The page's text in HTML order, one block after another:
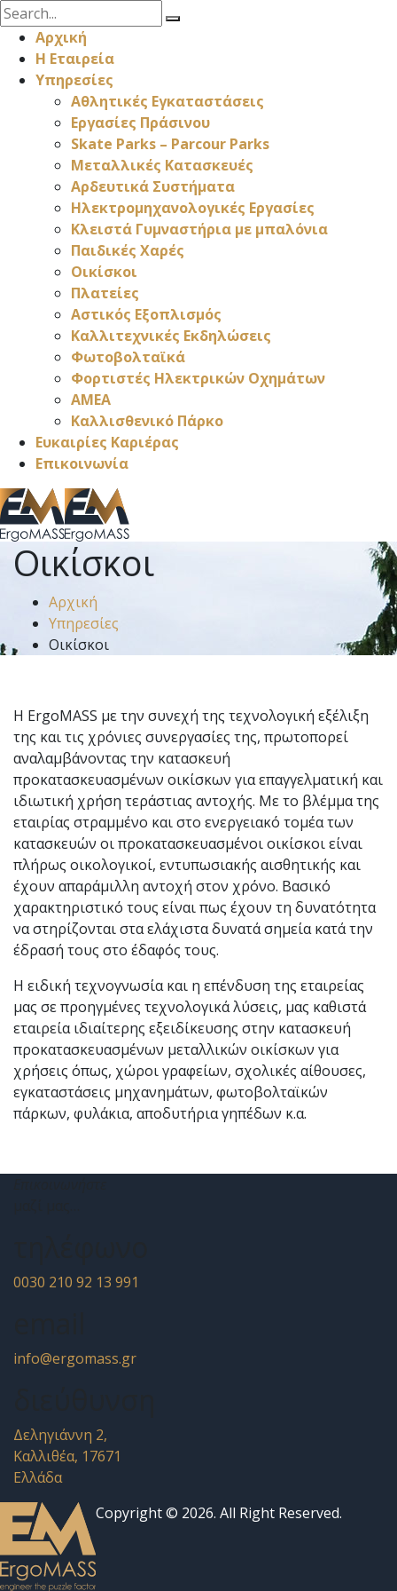
Αρχική
Η Εταιρεία
Υπηρεσίες
Αθλητικές Εγκαταστάσεις
Εργασίες Πράσινου
Skate Parks – Parcour Parks
Μεταλλικές Κατασκευές
Αρδευτικά Συστήματα
Ηλεκτρομηχανολογικές Εργασίες
Κλειστά Γυμναστήρια με μπαλόνια
Παιδικές Χαρές
Οικίσκοι
Πλατείες
Αστικός Εξοπλισμός
Καλλιτεχνικές Εκδηλώσεις
Φωτοβολταϊκά
Φορτιστές Ηλεκτρικών Οχημάτων
ΑΜΕΑ
Καλλισθενικό Πάρκο
Ευκαιρίες Καριέρας
Επικοινωνία
Οικίσκοι
Αρχική
Υπηρεσίες
Οικίσκοι
Η ErgoMASS με την συνεχή της τεχνολογική εξέλιξη
της και τις χρόνιες συνεργασίες της, πρωτοπορεί
αναλαμβάνοντας την κατασκευή
προκατασκευασμένων οικίσκων για επαγγελματική και
ιδιωτική χρήση τεράστιας αντοχής. Με το βλέμμα της
εταιρίας στραμμένο και στο ενεργειακό τομέα των
κατασκευών οι προκατασκευασμένοι οικίσκοι είναι
πλήρως οικολογικοί, εντυπωσιακής αισθητικής και
έχουν απαράμιλλη αντοχή στον χρόνο. Βασικό
χαρακτηριστικό τους είναι πως έχουν τη δυνατότητα
να στηρίζονται στα ελάχιστα δυνατά σημεία κατά την
έδρασή τους στο έδαφός τους.
Η ειδική τεχνογνωσία και η επένδυση της εταιρείας
μας σε προηγμένες τεχνολογικά λύσεις, μας καθιστά
εταιρεία ιδιαίτερης εξειδίκευσης στην κατασκευή
προκατασκευασμένων μεταλλικών οικίσκων για
χρήσεις όπως, χώροι γραφείων, σχολικές αίθουσες,
εγκαταστάσεις μηχανημάτων, φωτοβολταϊκών
πάρκων, φυλάκια, αποδυτήρια γηπέδων κ.α.
0030 210 92 13 991
info@ergomass.gr
Δεληγιάννη 2,
Καλλιθέα, 17671
Ελλάδα
Copyright © 2026. All Right Reserved.